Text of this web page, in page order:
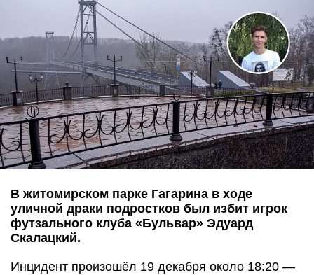
В житомирском парке Гагарина в ходе
уличной драки подростков был избит игрок
футзального клуба «Бульвар» Эдуард
Скалацкий.
Инцидент произошёл 19 декабря около 18:20 —